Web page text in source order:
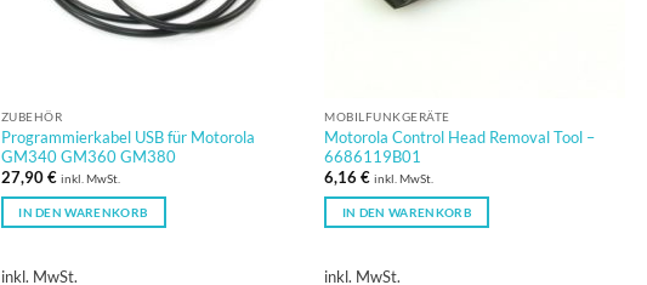
ZUBEHÖR
Programmierkabel USB für Motorola
GM340 GM360 GM380
27,90€ inkl. MwSt.
IN DEN WARENKORB
inkl. MwSt.
MOBILFUNKGERÄTE
Motorola Control Head Removal Tool –
6686119B01
6,16€ inkl. MwSt.
IN DEN WARENKORB
inkl. MwSt.